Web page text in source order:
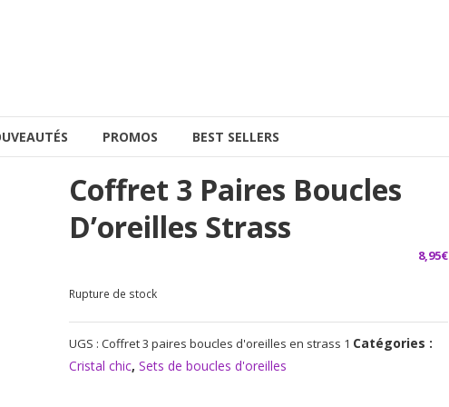
PROMOS BEST SELLERS
Coffret 3 Paires Boucles
D’oreilles Strass
8,95€
Rupture de stock
UGS :Coffret 3 paires boucles d'oreilles en strass 1 Catégories :
Cristal chic,Sets de boucles d'oreilles